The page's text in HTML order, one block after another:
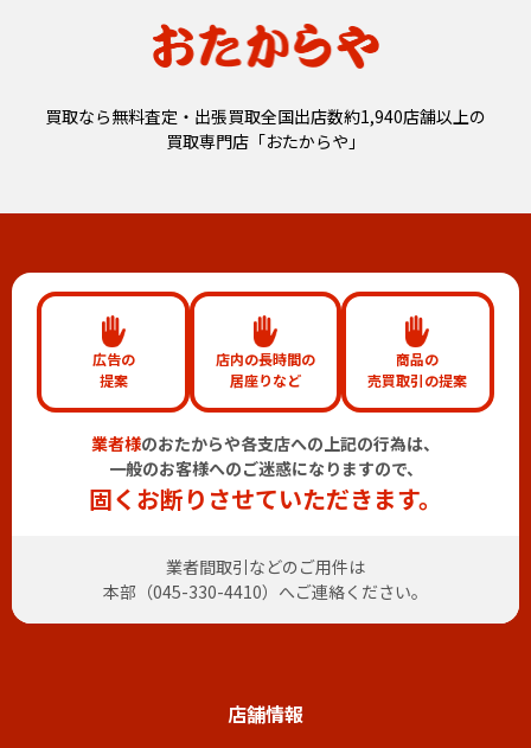
買取なら無料査定・出張買取全国出店数約1,940店舗以上の
買取専門店「おたからや」
広告の
提案
店内の長時間の
居座りなど
商品の
売買取引の提案
業者様のおたからや各支店への上記の行為は、
一般のお客様へのご迷惑になりますので、
固くお断りさせていただきます。
業者間取引などのご用件は
本部（045-330-4410）へご連絡ください。
店舗情報